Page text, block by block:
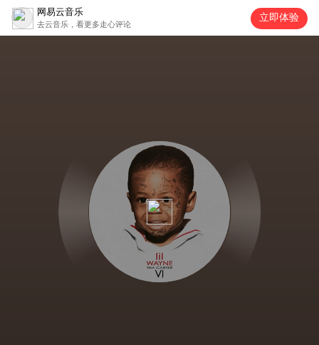
网易云音乐
去云音乐，看更多走心评论
立即体验